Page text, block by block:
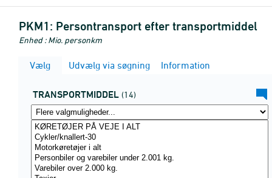
PKM1: Persontransport efter transportmiddel
Enhed : Mio. personkm
Vælg Udvælg via søgning Information
TRANSPORTMIDDEL (14)